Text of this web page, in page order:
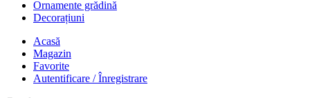
Ornamente grădină
Decorațiuni
Acasă
Magazin
Favorite
Autentificare / Înregistrare